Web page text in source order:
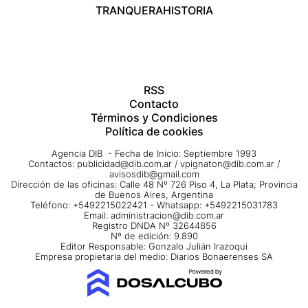
TRANQUERAHISTORIA
RSS
Contacto
Términos y Condiciones
Política de cookies
Agencia DIB - Fecha de Inicio: Septiembre 1993
Contactos: publicidad@dib.com.ar / vpignaton@dib.com.ar /
avisosdib@gmail.com
Dirección de las oficinas: Calle 48 Nº 726 Piso 4, La Plata; Provincia
de Buenos Aires, Argentina
Teléfono: +5492215022421 - Whatsapp: +5492215031783
Email: administracion@dib.com.ar
Registro DNDA Nº 32644856
Nº de edición: 9.890
Editor Responsable: Gonzalo Julián Irazoqui
Empresa propietaria del medio: Diarios Bonaerenses SA